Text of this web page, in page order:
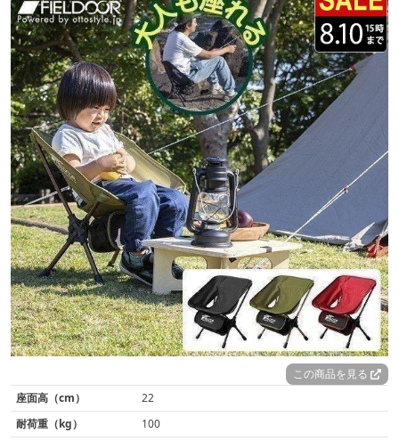
この商品を見る
座面高（cm）
22
耐荷重（kg）
100